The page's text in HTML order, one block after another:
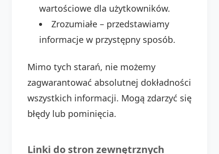
wartościowe dla użytkowników.
Zrozumiałe – przedstawiamy
informacje w przystępny sposób.
Mimo tych starań, nie możemy
zagwarantować absolutnej dokładności
wszystkich informacji. Mogą zdarzyć się
błędy lub pominięcia.
Linki do stron zewnętrznych